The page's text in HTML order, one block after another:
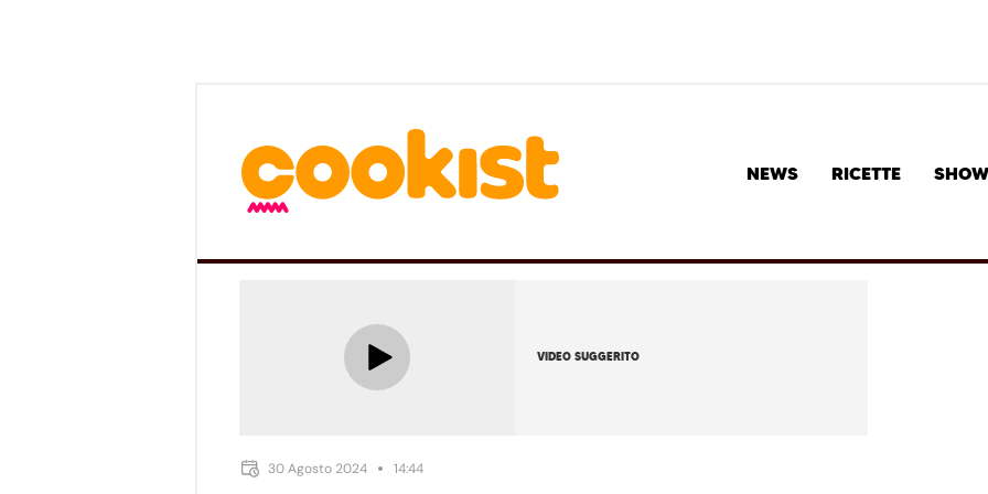
NEWS RICETTE SHOW
VIDEO SUGGERITO
30 Agosto 2024 14:44